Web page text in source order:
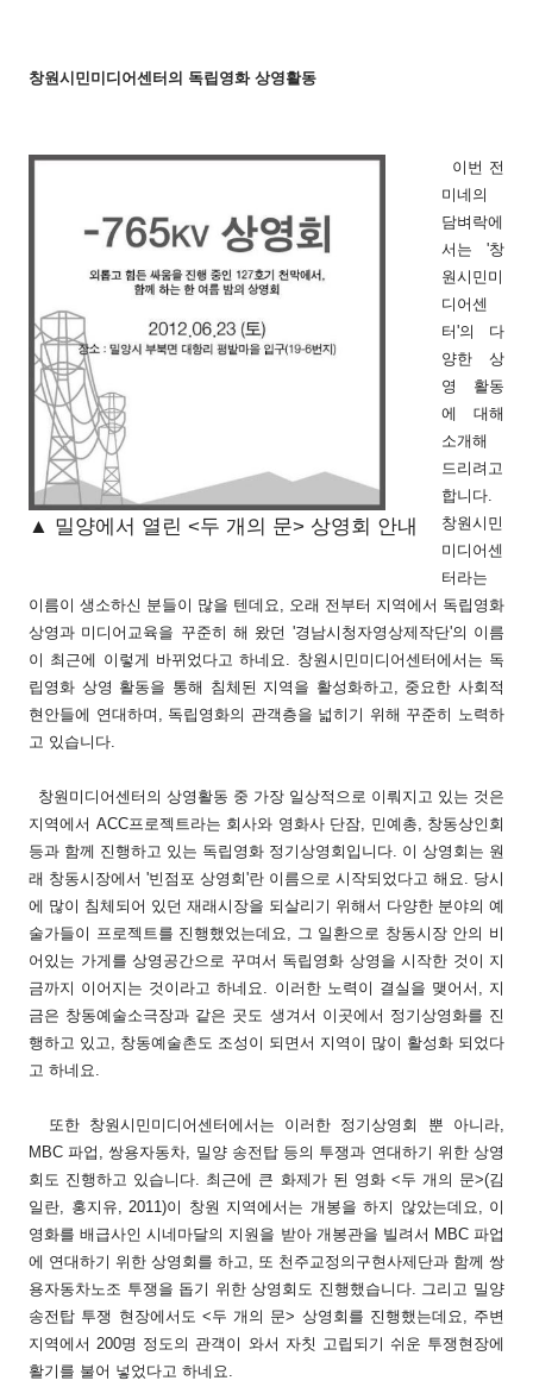
창원시민미디어센터의 독립영화 상영활동
▲ 밀양에서 열린 <두 개의 문> 상영회 안내
이번 전
미네의
담벼락에
서는 '창
원시민미
디어센
터'의 다
양한 상
영 활동
에 대해
소개해
드리려고
합니다.
창원시민
미디어센
터라는
이름이 생소하신 분들이 많을 텐데요, 오래 전부터 지역에서 독립영화
상영과 미디어교육을 꾸준히 해 왔던 '경남시청자영상제작단'의 이름
이 최근에 이렇게 바뀌었다고 하네요. 창원시민미디어센터에서는 독
립영화 상영 활동을 통해 침체된 지역을 활성화하고, 중요한 사회적
현안들에 연대하며, 독립영화의 관객층을 넓히기 위해 꾸준히 노력하
고 있습니다.
창원미디어센터의 상영활동 중 가장 일상적으로 이뤄지고 있는 것은
지역에서 ACC프로젝트라는 회사와 영화사 단잠, 민예총, 창동상인회
등과 함께 진행하고 있는 독립영화 정기상영회입니다. 이 상영회는 원
래 창동시장에서 '빈점포 상영회'란 이름으로 시작되었다고 해요. 당시
에 많이 침체되어 있던 재래시장을 되살리기 위해서 다양한 분야의 예
술가들이 프로젝트를 진행했었는데요, 그 일환으로 창동시장 안의 비
어있는 가게를 상영공간으로 꾸며서 독립영화 상영을 시작한 것이 지
금까지 이어지는 것이라고 하네요. 이러한 노력이 결실을 맺어서, 지
금은 창동예술소극장과 같은 곳도 생겨서 이곳에서 정기상영화를 진
행하고 있고, 창동예술촌도 조성이 되면서 지역이 많이 활성화 되었다
고 하네요.
또한 창원시민미디어센터에서는 이러한 정기상영회 뿐 아니라,
MBC 파업, 쌍용자동차, 밀양 송전탑 등의 투쟁과 연대하기 위한 상영
회도 진행하고 있습니다. 최근에 큰 화제가 된 영화 <두 개의 문>(김
일란, 홍지유, 2011)이 창원 지역에서는 개봉을 하지 않았는데요, 이
영화를 배급사인 시네마달의 지원을 받아 개봉관을 빌려서 MBC 파업
에 연대하기 위한 상영회를 하고, 또 천주교정의구현사제단과 함께 쌍
용자동차노조 투쟁을 돕기 위한 상영회도 진행했습니다. 그리고 밀양
송전탑 투쟁 현장에서도 <두 개의 문> 상영회를 진행했는데요, 주변
지역에서 200명 정도의 관객이 와서 자칫 고립되기 쉬운 투쟁현장에
활기를 불어 넣었다고 하네요.